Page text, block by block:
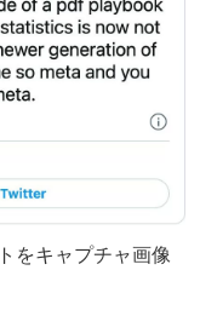
をキャプチャ画像